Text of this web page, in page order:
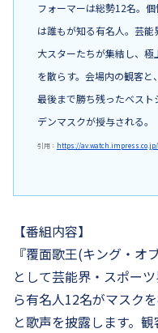
フォーマーは総勢12名。
は誰もが知る有名人。芸
大スターたちが集結し、
を散らす。会場内の観客
最後まで勝ち残ったベス
デンマスクが授与される。
引用： https://
【番組内容】
『覆面歌王(キング・
として芸能界・スポー
ら有名人12名がマスク
と歌声を披露します。